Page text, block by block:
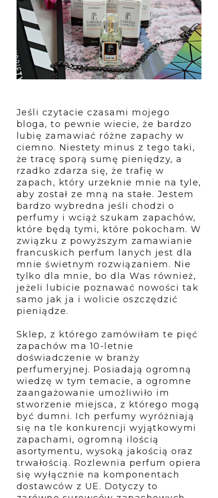
Jeśli czytacie czasami mojego
bloga, to pewnie wiecie, że bardzo
lubię zamawiać różne zapachy w
ciemno. Niestety minus z tego taki,
że tracę sporą sumę pieniędzy, a
rzadko zdarza się, że trafię w
zapach, który urzeknie mnie na tyle,
aby został ze mną na stałe. Jestem
bardzo wybredna jeśli chodzi o
perfumy i wciąż szukam zapachów,
które będą tymi, które pokocham. W
związku z powyższym zamawianie
francuskich perfum lanych jest dla
mnie świetnym rozwiązaniem. Nie
tylko dla mnie, bo dla Was również,
jeżeli lubicie poznawać nowości tak
samo jak ja i wolicie oszczędzić
pieniądze.
Sklep, z którego zamówiłam te pięć
zapachów ma 10-letnie
doświadczenie w branży
perfumeryjnej. Posiadają ogromną
wiedzę w tym temacie, a ogromne
zaangażowanie umożliwiło im
stworzenie miejsca, z którego mogą
być dumni. Ich perfumy wyróżniają
się na tle konkurencji wyjątkowymi
zapachami, ogromną ilością
asortymentu, wysoką jakością oraz
trwałością. Rozlewnia perfum opiera
się wyłącznie na komponentach
dostawców z UE. Dotyczy to